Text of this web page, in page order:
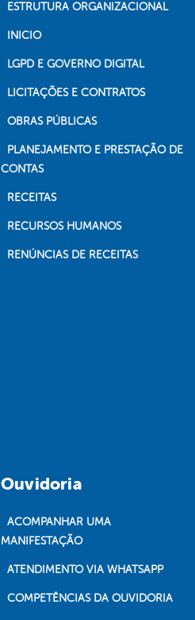
ESTRUTURA ORGANIZACIONAL
INICIO
LGPD E GOVERNO DIGITAL
LICITAÇÕES E CONTRATOS
OBRAS PÚBLICAS
PLANEJAMENTO E PRESTAÇÃO DE
CONTAS
RECEITAS
RECURSOS HUMANOS
RENÚNCIAS DE RECEITAS
Ouvidoria
ACOMPANHAR UMA
MANIFESTAÇÃO
ATENDIMENTO VIA WHATSAPP
COMPETÊNCIAS DA OUVIDORIA